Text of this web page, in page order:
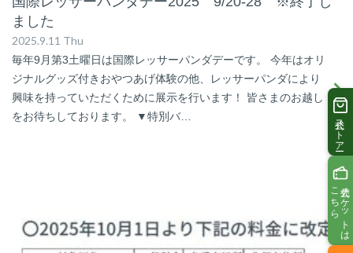
ました
2025.9.11 Thu
毎年9月第3土曜日は国際レッサーパンダデーです。 今年はオリ
ジナルグッズ付きおやつあげ体験の他、レッサーパンダにより
興味を持っていただくために展示を行います！ 皆さまのお越し
をお待ちしております。 ▼特別バ…
公式ストアー
公式チケットは
こちら